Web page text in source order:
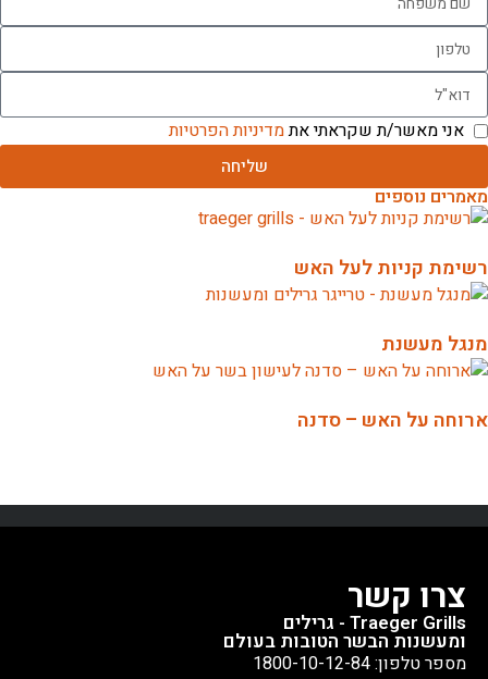
אני מאשר/ת שקראתי אתמדיניות הפרטיות
שליחה
מאמרים נוספים
רשימת קניות לעל האש
מנגל מעשנת
ארוחה על האש – סדנה
צרו קשר
Traeger Grills - גרילים
ומעשנות הבשר הטובות בעולם
מספר טלפון: 1800-10-12-84